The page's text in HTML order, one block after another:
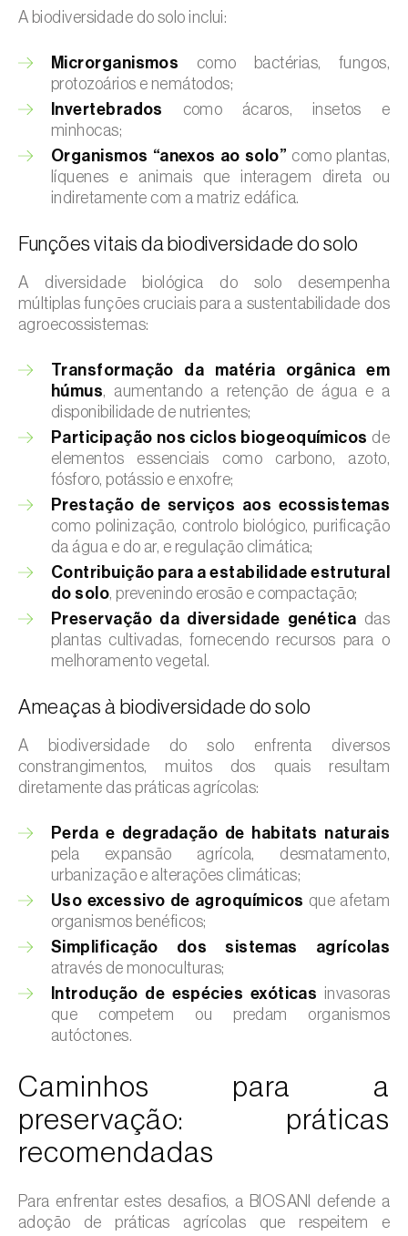
A biodiversidade do solo inclui:
Microrganismos como bactérias, fungos,
protozoários e nemátodos;
Invertebrados
como ácaros, insetos e
minhocas;
Organismos “anexos ao solo” como plantas,
líquenes e animais que interagem direta ou
indiretamente com a matriz edáfica.
Funções vitais da biodiversidade do solo
A diversidade biológica do solo desempenha
múltiplas funções cruciais para a sustentabilidade dos
agroecossistemas:
Transformação da matéria orgânica em
húmus, aumentando a retenção de água e a
disponibilidade de nutrientes;
Participação nos ciclos biogeoquímicos de
elementos essenciais como carbono, azoto,
fósforo, potássio e enxofre;
Prestação de serviços aos ecossistemas
como polinização, controlo biológico, purificação
da água e do ar, e regulação climática;
Contribuição para a estabilidade estrutural
do solo, prevenindo erosão e compactação;
Preservação da diversidade genética das
plantas cultivadas, fornecendo recursos para o
melhoramento vegetal.
Ameaças à biodiversidade do solo
A biodiversidade do solo enfrenta diversos
constrangimentos, muitos dos quais resultam
diretamente das práticas agrícolas:
Perda e degradação de habitats naturais
pela expansão agrícola, desmatamento,
urbanização e alterações climáticas;
Uso excessivo de agroquímicos que afetam
organismos benéficos;
Simplificação dos sistemas agrícolas
através de monoculturas;
Introdução de espécies exóticas invasoras
que competem ou predam organismos
autóctones.
Caminhos para a
preservação: práticas
recomendadas
Para enfrentar estes desafios, a BIOSANI defende a
adoção de práticas agrícolas que respeitem e